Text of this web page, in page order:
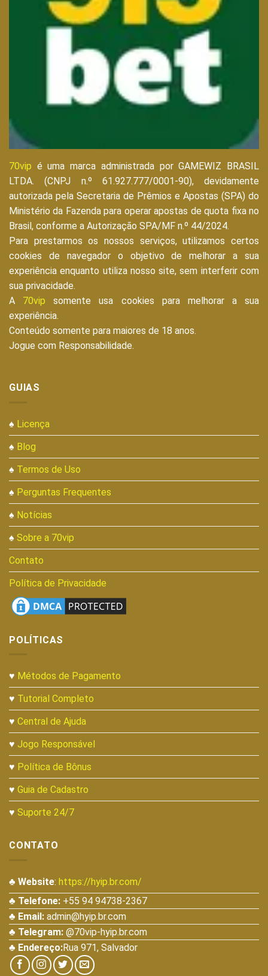
70vip é uma marca administrada por GAMEWIZ BRASIL
LTDA. (CNPJ n.º 61.927.777/0001-90), devidamente
autorizada pela Secretaria de Prêmios e Apostas (SPA) do
Ministério da Fazenda para operar apostas de quota fixa no
Brasil, conforme a Autorização SPA/MF n.º 44/2024.
Para prestarmos os nossos serviços, utilizamos certos
cookies de navegador o objetivo de melhorar a sua
experiência enquanto utiliza nosso site, sem interferir com
sua privacidade.
A 70vip somente usa cookies para melhorar a sua
experiência.
Conteúdo somente para maiores de 18 anos.
Jogue com Responsabilidade.
GUIAS
♠ Licença
♠ Blog
♠ Termos de Uso
♠ Perguntas Frequentes
♠ Notícias
♠ Sobre a 70vip
Contato
Política de Privacidade
POLÍTICAS
♥ Métodos de Pagamento
♥ Tutorial Completo
♥ Central de Ajuda
♥ Jogo Responsável
♥ Política de Bônus
♥ Guia de Cadastro
♥ Suporte 24/7
CONTATO
♣ Website: https://hyip.br.com/
♣ Telefone: +55 94 94738-2367
♣ Email: admin@hyip.br.com
♣ Telegram: @70vip-hyip.br.com
♣ Endereço:Rua 971, Salvador